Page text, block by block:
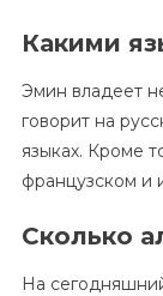
Какими
Эмин владеет
говорит на
языках. Кроме
французском и
Сколько
На